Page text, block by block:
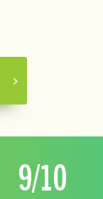
9/10